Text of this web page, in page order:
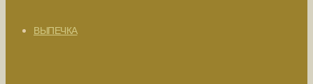
ВЫПЕЧКА